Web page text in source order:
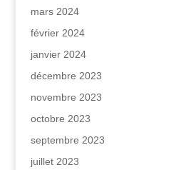
mars 2024
février 2024
janvier 2024
décembre 2023
novembre 2023
octobre 2023
septembre 2023
juillet 2023